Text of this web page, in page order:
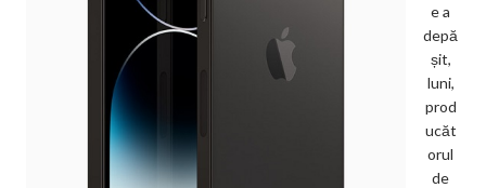
e a
depă
șit,
luni,
prod
ucăt
orul
de